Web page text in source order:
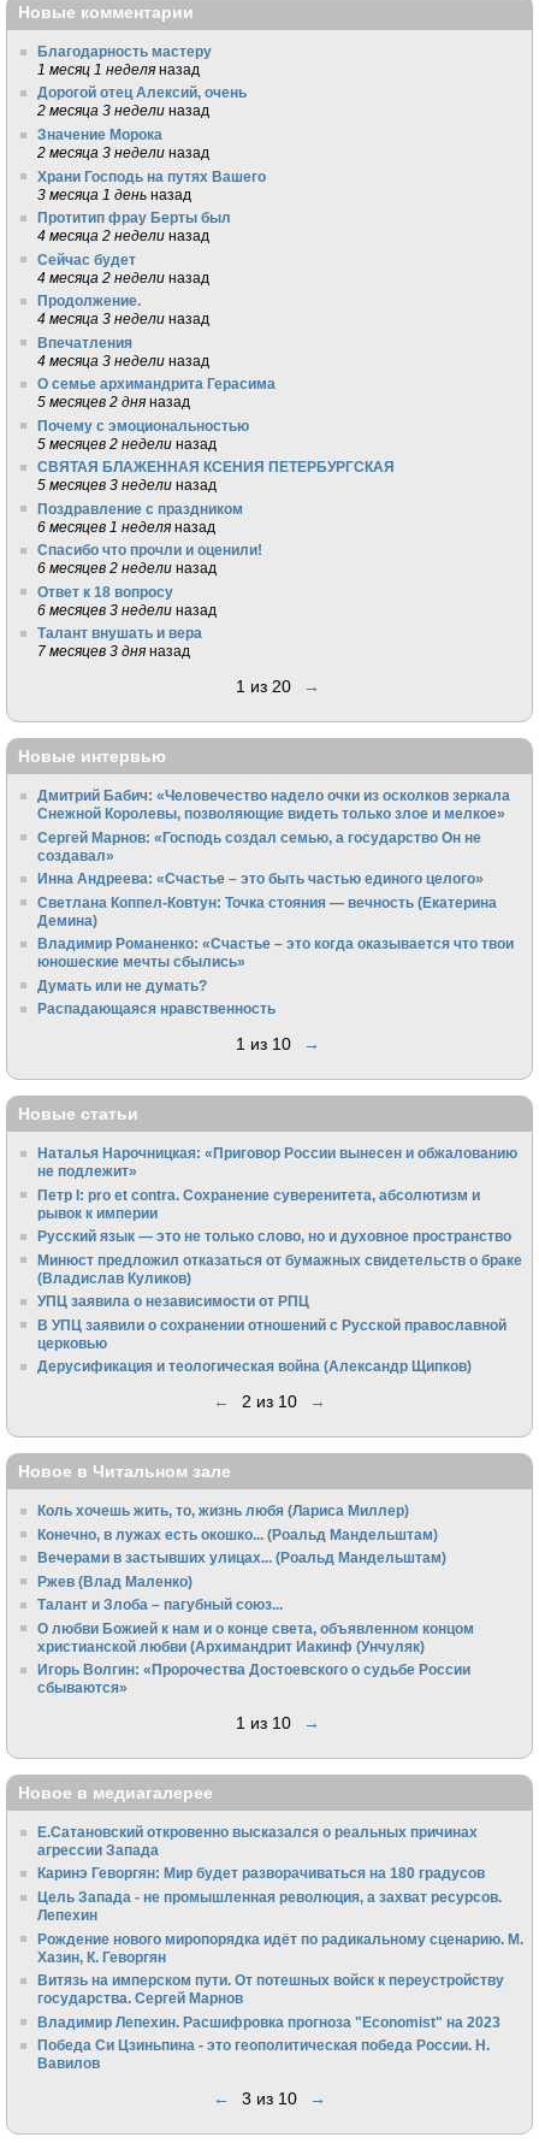
Новые комментарии
Благодарность мастеру
1 месяц 1 неделя назад
Дорогой отец Алексий, очень
2 месяца 3 недели назад
Значение Морока
2 месяца 3 недели назад
Храни Господь на путях Вашего
3 месяца 1 день назад
Протитип фрау Берты был
4 месяца 2 недели назад
Сейчас будет
4 месяца 2 недели назад
Продолжение.
4 месяца 3 недели назад
Впечатления
4 месяца 3 недели назад
О семье архимандрита Герасима
5 месяцев 2 дня назад
Почему с эмоциональностью
5 месяцев 2 недели назад
СВЯТАЯ БЛАЖЕННАЯ КСЕНИЯ ПЕТЕРБУРГСКАЯ
5 месяцев 3 недели назад
Поздравление с праздником
6 месяцев 1 неделя назад
Спасибо что прочли и оценили!
6 месяцев 2 недели назад
Ответ к 18 вопросу
6 месяцев 3 недели назад
Талант внушать и вера
7 месяцев 3 дня назад
1 из 20 →
Новые интервью
Дмитрий Бабич: «Человечество надело очки из осколков зеркала
Снежной Королевы, позволяющие видеть только злое и мелкое»
Сергей Марнов: «Господь создал семью, а государство Он не
создавал»
Инна Андреева: «Счастье – это быть частью единого целого»
Светлана Коппел-Ковтун: Точка стояния — вечность (Екатерина
Демина)
Владимир Романенко: «Счастье – это когда оказывается что твои
юношеские мечты сбылись»
Думать или не думать?
Распадающаяся нравственность
1 из 10 →
Новые статьи
Наталья Нарочницкая: «Приговор России вынесен и обжалованию
не подлежит»
Петр I: pro et contra. Сохранение суверенитета, абсолютизм и
рывок к империи
Русский язык — это не только слово, но и духовное пространство
Минюст предложил отказаться от бумажных свидетельств о браке
(Владислав Куликов)
УПЦ заявила о независимости от РПЦ
В УПЦ заявили о сохранении отношений с Русской православной
церковью
Дерусификация и теологическая война (Александр Щипков)
← 2 из 10 →
Новое в Читальном зале
Коль хочешь жить, то, жизнь любя (Лариса Миллер)
Конечно, в лужах есть окошко... (Роальд Мандельштам)
Вечерами в застывших улицах... (Роальд Мандельштам)
Ржев (Влад Маленко)
Талант и Злоба – пагубный союз...
О любви Божией к нам и о конце света, объявленном концом
христианской любви (Архимандрит Иакинф (Унчуляк)
Игорь Волгин: «Пророчества Достоевского о судьбе России
сбываются»
1 из 10 →
Новое в медиагалерее
Е.Сатановский откровенно высказался о реальных причинах
агрессии Запада
Каринэ Геворгян: Мир будет разворачиваться на 180 градусов
Цель Запада - не промышленная революция, а захват ресурсов.
Лепехин
Рождение нового миропорядка идёт по радикальному сценарию. М.
Хазин, К. Геворгян
Витязь на имперском пути. От потешных войск к переустройству
государства. Сергей Марнов
Владимир Лепехин. Расшифровка прогноза "Economist" на 2023
Победа Си Цзиньпина - это геополитическая победа России. Н.
Вавилов
← 3 из 10 →